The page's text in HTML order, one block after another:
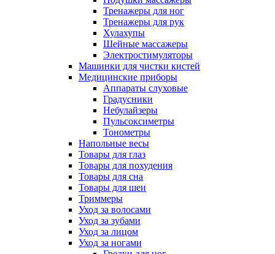
Тренажеры для ног
Тренажеры для рук
Хулахупы
Шейные массажеры
Электростимуляторы
Машинки для чистки кистей
Медицинские приборы
Аппараты слуховые
Градусники
Небулайзеры
Пульсоксиметры
Тонометры
Напольные весы
Товары для глаз
Товары для похудения
Товары для сна
Товары для шеи
Триммеры
Уход за волосами
Уход за зубами
Уход за лицом
Уход за ногами